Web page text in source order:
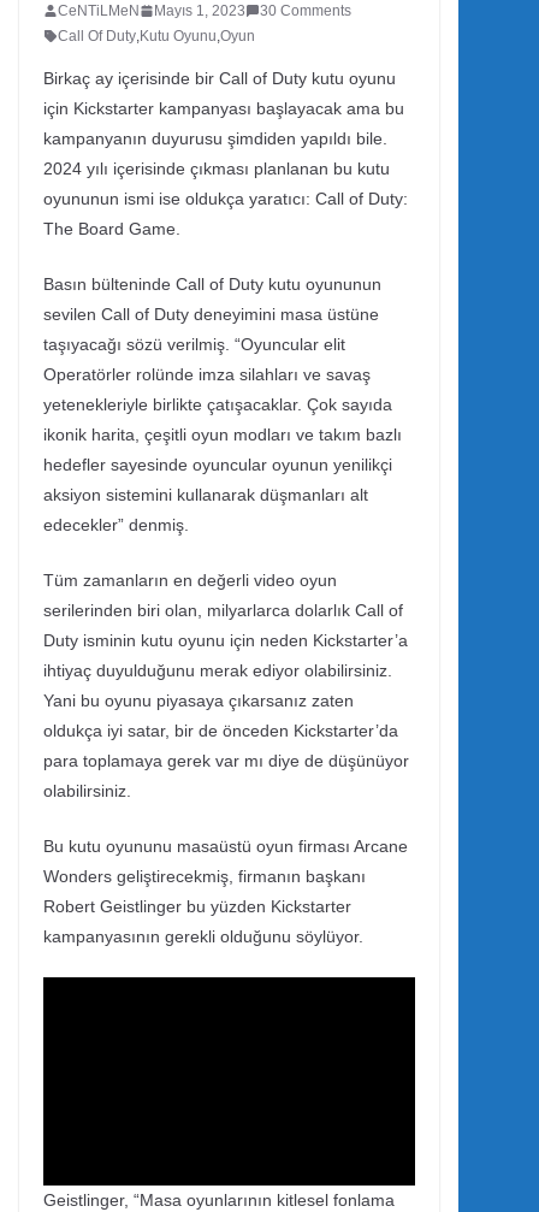
CeNTiLMeN Mayıs 1, 2023
30 Comments
Call Of Duty Kutu Oyunu Oyun
Birkaç ay içerisinde bir Call of Duty kutu oyunu
için Kickstarter kampanyası başlayacak ama bu
kampanyanın duyurusu şimdiden yapıldı bile.
2024 yılı içerisinde çıkması planlanan bu kutu
oyununun ismi ise oldukça yaratıcı: Call of Duty:
The Board Game.
Basın bülteninde Call of Duty kutu oyununun
sevilen Call of Duty deneyimini masa üstüne
taşıyacağı sözü verilmiş. “Oyuncular elit
Operatörler rolünde imza silahları ve savaş
yetenekleriyle birlikte çatışacaklar. Çok sayıda
ikonik harita, çeşitli oyun modları ve takım bazlı
hedefler sayesinde oyuncular oyunun yenilikçi
aksiyon sistemini kullanarak düşmanları alt
edecekler” denmiş.
Tüm zamanların en değerli video oyun
serilerinden biri olan, milyarlarca dolarlık Call of
Duty isminin kutu oyunu için neden Kickstarter’a
ihtiyaç duyulduğunu merak ediyor olabilirsiniz.
Yani bu oyunu piyasaya çıkarsanız zaten
oldukça iyi satar, bir de önceden Kickstarter’da
para toplamaya gerek var mı diye de düşünüyor
olabilirsiniz.
Bu kutu oyununu masaüstü oyun firması Arcane
Wonders geliştirecekmiş, firmanın başkanı
Robert Geistlinger bu yüzden Kickstarter
kampanyasının gerekli olduğunu söylüyor.
Geistlinger, “Masa oyunlarının kitlesel fonlama